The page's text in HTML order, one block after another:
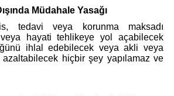
Müdahale Yasağı
tedavi veya korunma maksadı
veya hayati tehlikeye yol açabilecek
ihlal edebilecek veya akli veya
hiçbir şey yapılamaz ve